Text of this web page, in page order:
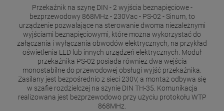
Przekaźnik na szynę DIN - 2 wyjścia beznapięciowe -
bezprzewodowy 868MHz - 230Vac - PS-02 - Sinum, to
urządzenie pozwalające na sterowanie dwoma niezależnymi
wyjściami beznapięciowymi, które można wykorzystać do
załączania i wyłączania obwodów elektrycznych, na przykład
oświetlenia LED lub innych urządzeń elektrycznych. Moduł
przekaźnika PS-02 posiada również dwa wejścia
monostabilne do przewodowej obsługi wyjść przekaźnika.
Zasilany jest bezpośrednio z sieci 230V, a montaż odbywa się
w szafie rozdzielczej na szynie DIN TH-35. Komunikacja
realizowana jest bezprzewodowo przy użyciu protokołu WTP
868MHz.